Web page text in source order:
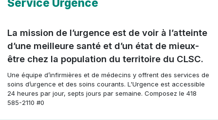
Service Urgence
La mission de l’urgence est de voir à l’atteinte
d’une meilleure santé et d’un état de mieux-
être chez la population du territoire du CLSC.
Une équipe d’infirmières et de médecins y offrent des services de
soins d’urgence et des soins courants. L'Urgence est accessible
24 heures par jour, septs jours par semaine. Composez le 418
585-2110 #0